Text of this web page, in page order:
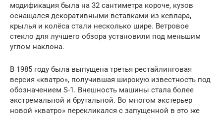
модификация была на 32 сантиметра короче, кузов
оснащался декоративными вставками из кевлара,
крылья и колёса стали несколько шире. Ветровое
стекло для лучшего обзора установили под меньшим
углом наклона.
В 1985 году была выпущена третья рестайлинговая
версия «кватро», получившая широкую известность под
обозначением S-1. Внешность машины стала более
экстремальной и брутальной. Во многом экстерьер
новой «кватро» перекликался с запущенной в это же